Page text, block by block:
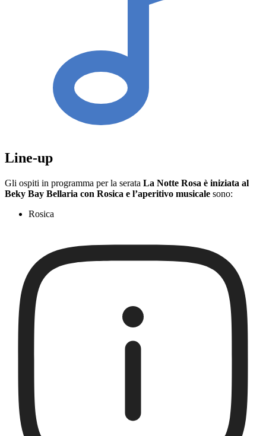
Line-up
Gli ospiti in programma per la serata La Notte Rosa è iniziata al
Beky Bay Bellaria con Rosica e l’aperitivo musicale sono:
Rosica